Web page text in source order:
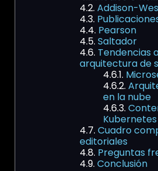
Addison-
Pearson
Saltador
Tendencias
arquitectura de
en la nube
Kubernetes
Cuadro
editoriales
Preguntas
Conclusión